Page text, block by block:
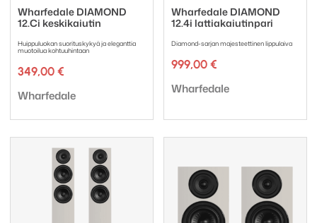
Wharfedale DIAMOND
12.Ci keskikaiutin
Huippuluokan suorituskykyä ja eleganttia
muotoilua kohtuuhintaan
349,00 €
Tuotemerkki:
Wharfedale
Wharfedale DIAMOND
12.4i lattiakaiutinpari
Diamond-sarjan majesteettinen lippulaiva
999,00 €
Tuotemerkki:
Wharfedale